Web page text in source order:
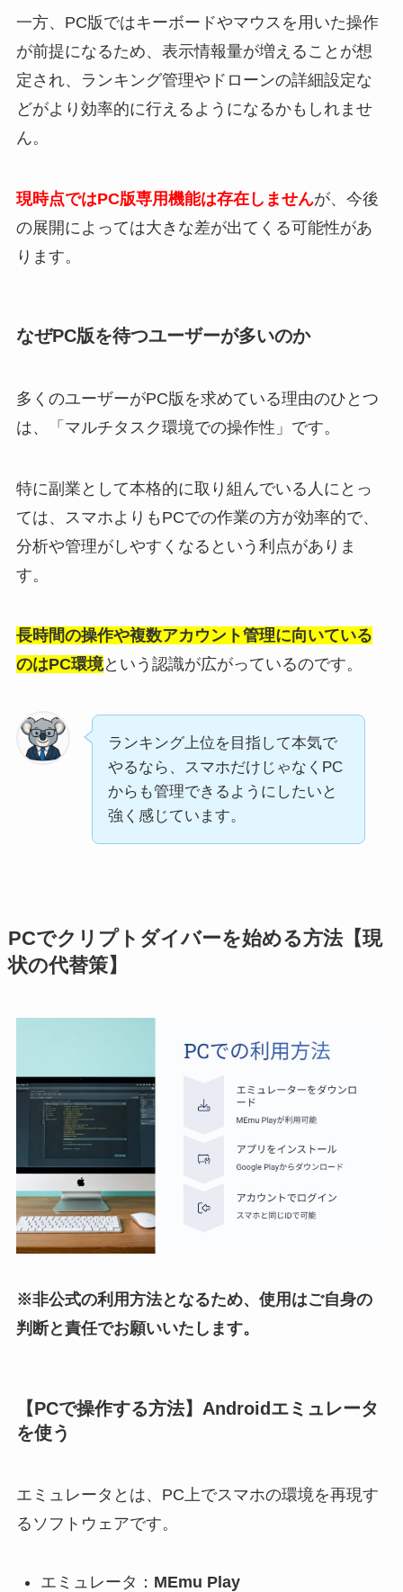
一方、PC版ではキーボードやマウスを用いた操作
が前提になるため、表示情報量が増えることが想
定され、ランキング管理やドローンの詳細設定な
どがより効率的に行えるようになるかもしれませ
ん。
現時点ではPC版専用機能は存在しませんが、今後
の展開によっては大きな差が出てくる可能性があ
ります。
なぜPC版を待つユーザーが多いのか
多くのユーザーがPC版を求めている理由のひとつ
は、「マルチタスク環境での操作性」です。
特に副業として本格的に取り組んでいる人にとっ
ては、スマホよりもPCでの作業の方が効率的で、
分析や管理がしやすくなるという利点がありま
す。
長時間の操作や複数アカウント管理に向いている
のはPC環境という認識が広がっているのです。
ランキング上位を目指して本気で
やるなら、スマホだけじゃなくPC
からも管理できるようにしたいと
強く感じています。
PCでクリプトダイバーを始める方法【現
状の代替策】
※非公式の利用方法となるため、使用はご自身の
判断と責任でお願いいたします。
【PCで操作する方法】Androidエミュレータ
を使う
エミュレータとは、PC上でスマホの環境を再現す
るソフトウェアです。
エミュレータ： MEmu Play